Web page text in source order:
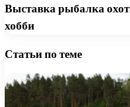
Выставка рыбалка
хобби
Статьи по теме